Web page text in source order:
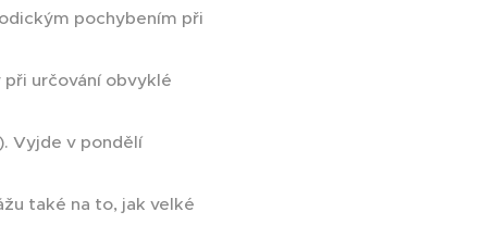
pochybením při
určování obvyklé
Vyjde v pondělí
také na to, jak velké